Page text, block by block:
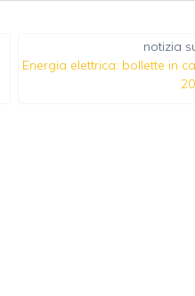
notizia
Energia elettrica: bollette in